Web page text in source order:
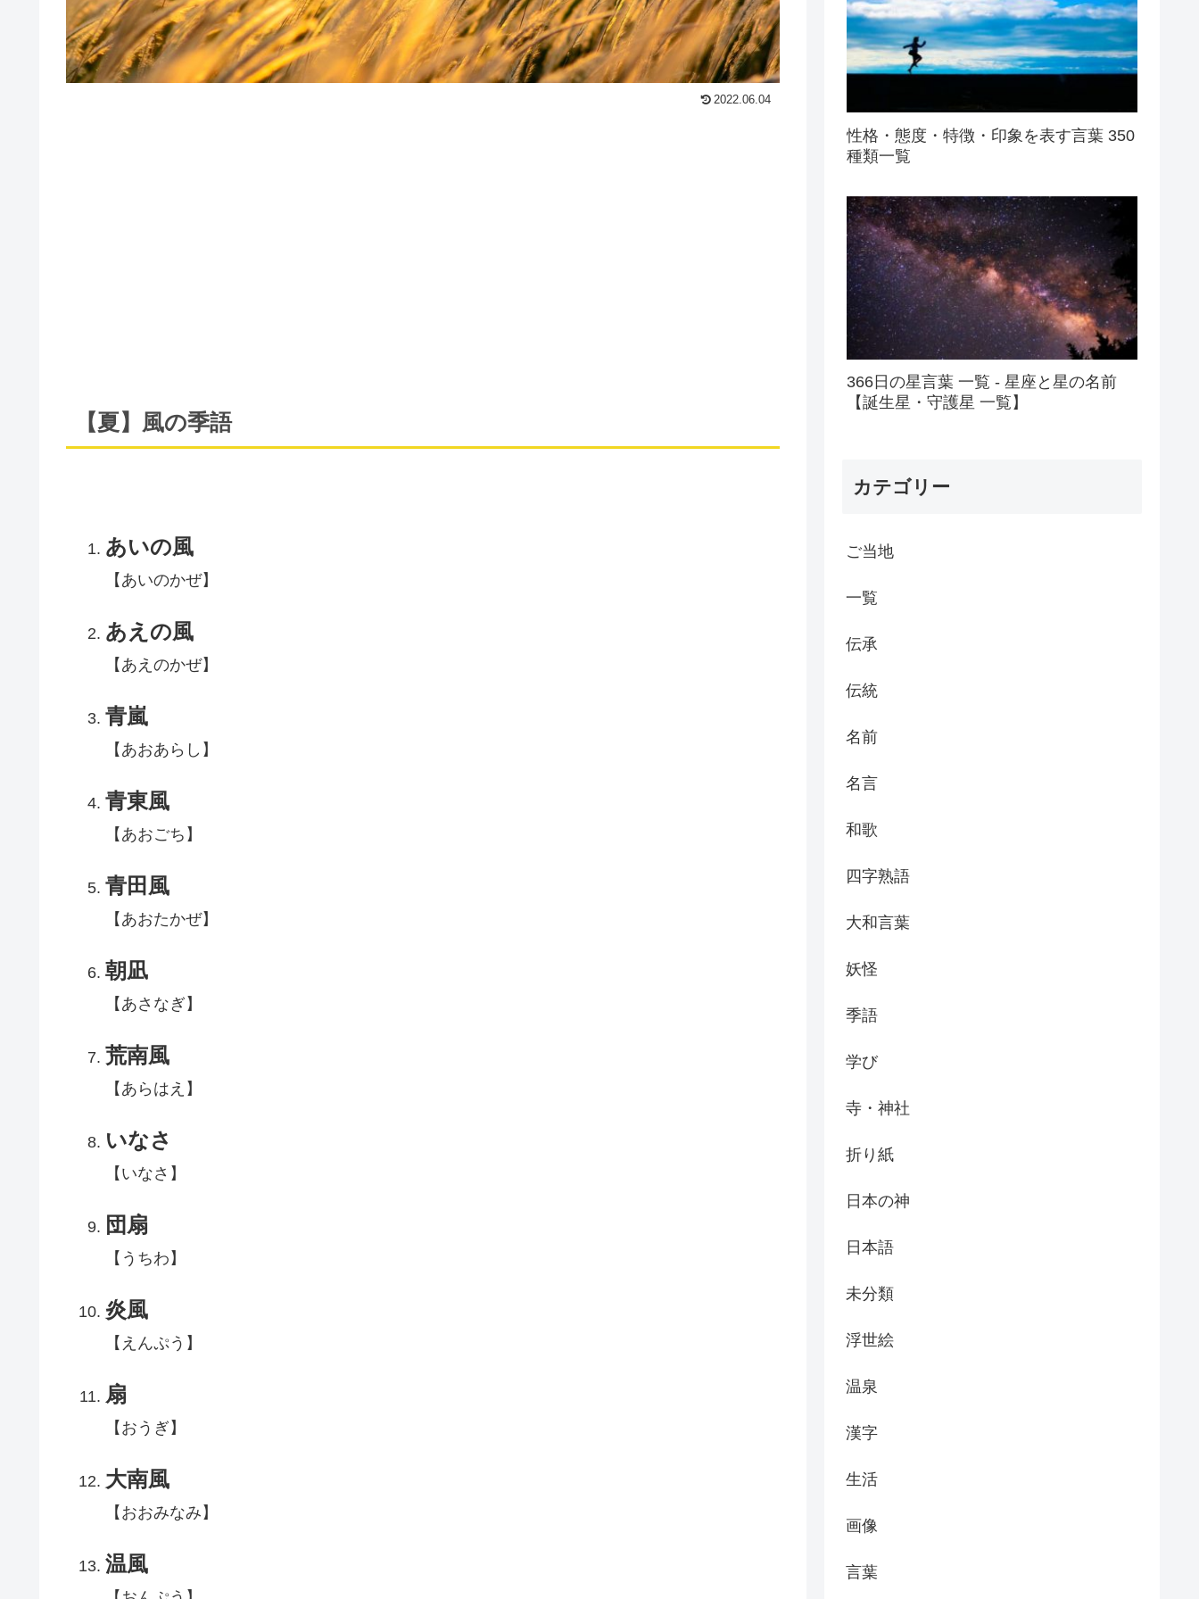
2022.06.04
【夏】風の季語
あいの風
【あいのかぜ】
あえの風
【あえのかぜ】
青嵐
【あおあらし】
青東風
【あおごち】
青田風
【あおたかぜ】
朝凪
【あさなぎ】
荒南風
【あらはえ】
いなさ
【いなさ】
団扇
【うちわ】
炎風
【えんぷう】
扇
【おうぎ】
大南風
【おおみなみ】
温風
性格・態度・特徴・印象を表す言葉 350
種類一覧
366日の星言葉 一覧 - 星座と星の名前
【誕生星・守護星 一覧】
カテゴリー
ご当地
一覧
伝承
伝統
名前
名言
和歌
四字熟語
大和言葉
妖怪
季語
学び
寺・神社
折り紙
日本の神
日本語
未分類
浮世絵
温泉
漢字
生活
画像
言葉